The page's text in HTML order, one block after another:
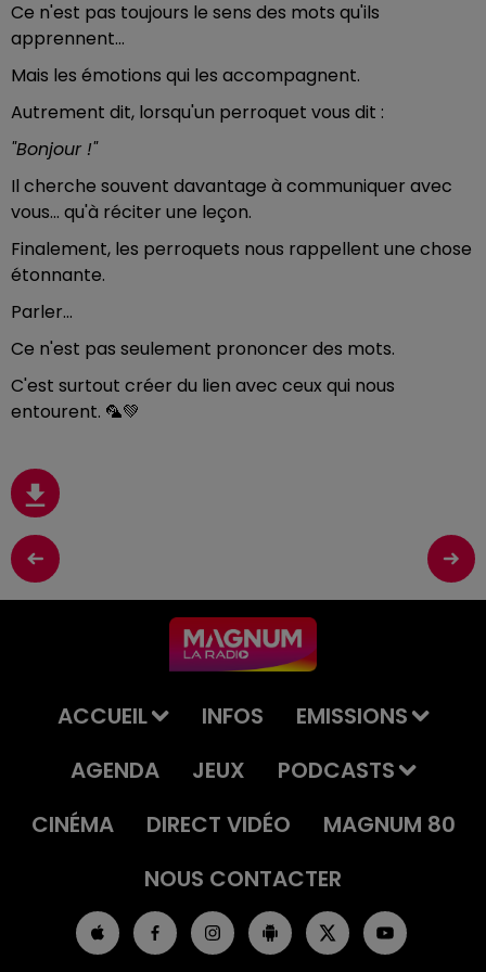
Ce n'est pas toujours le sens des mots qu'ils
apprennent...
Mais les émotions qui les accompagnent.
Autrement dit, lorsqu'un perroquet vous dit :
"Bonjour !"
Il cherche souvent davantage à communiquer avec
vous... qu'à réciter une leçon.
Finalement, les perroquets nous rappellent une chose
étonnante.
Parler...
Ce n'est pas seulement prononcer des mots.
C'est surtout créer du lien avec ceux qui nous
entourent. 🦜💚
ACCUEIL INFOS
EMISSIONS
AGENDA
JEUX
PODCASTS
CINÉMA
DIRECT VIDÉO
MAGNUM 80
NOUS CONTACTER